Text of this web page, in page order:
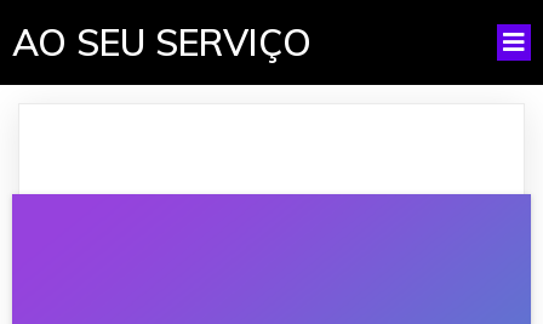
AO SEU SERVIÇO